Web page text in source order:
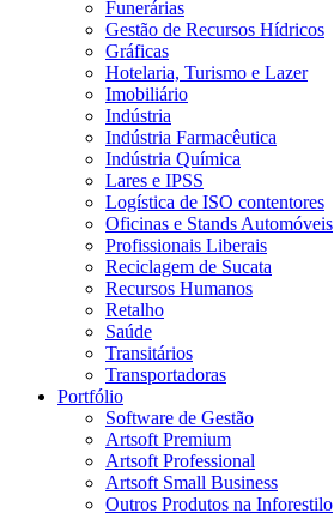
Funerárias
Gestão de Recursos Hídricos
Gráficas
Hotelaria, Turismo e Lazer
Imobiliário
Indústria
Indústria Farmacêutica
Indústria Química
Lares e IPSS
Logística de ISO contentores
Oficinas e Stands Automóveis
Profissionais Liberais
Reciclagem de Sucata
Recursos Humanos
Retalho
Saúde
Transitários
Transportadoras
Portfólio
Software de Gestão
Artsoft Premium
Artsoft Professional
Artsoft Small Business
Outros Produtos na Inforestilo